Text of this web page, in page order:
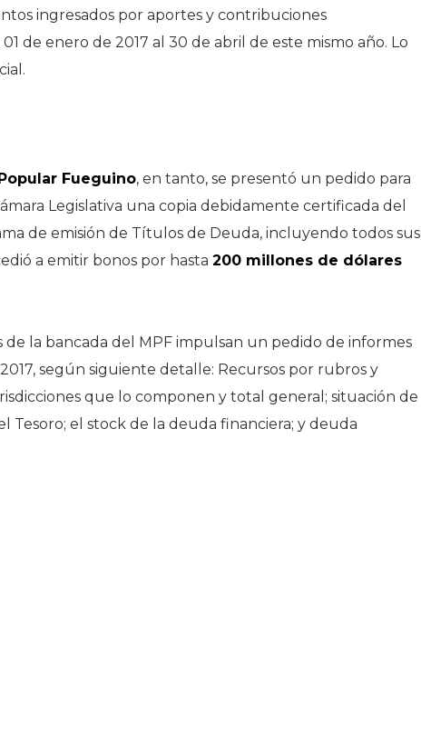
ingresados por aportes y contribuciones
de enero de 2017 al 30 de abril de este mismo año. Lo
Fueguino, en tanto, se presentó un pedido para
Legislativa una copia debidamente certificada del
de emisión de Títulos de Deuda, incluyendo todos sus
a emitir bonos por hasta 200 millones de dólares
de la bancada del MPF impulsan un pedido de informes
según siguiente detalle: Recursos por rubros y
que lo componen y total general; situación de
Tesoro; el stock de la deuda financiera; y deuda